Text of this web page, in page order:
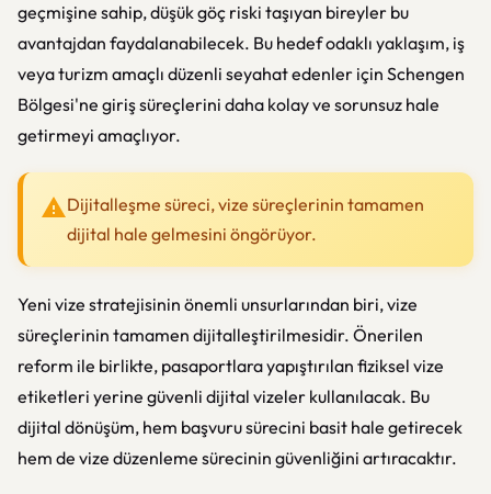
geçmişine sahip, düşük göç riski taşıyan bireyler bu
avantajdan faydalanabilecek. Bu hedef odaklı yaklaşım, iş
veya turizm amaçlı düzenli seyahat edenler için Schengen
Bölgesi'ne giriş süreçlerini daha kolay ve sorunsuz hale
getirmeyi amaçlıyor.
Dijitalleşme süreci, vize süreçlerinin tamamen
dijital hale gelmesini öngörüyor.
Yeni vize stratejisinin önemli unsurlarından biri, vize
süreçlerinin tamamen dijitalleştirilmesidir. Önerilen
reform ile birlikte, pasaportlara yapıştırılan fiziksel vize
etiketleri yerine güvenli dijital vizeler kullanılacak. Bu
dijital dönüşüm, hem başvuru sürecini basit hale getirecek
hem de vize düzenleme sürecinin güvenliğini artıracaktır.